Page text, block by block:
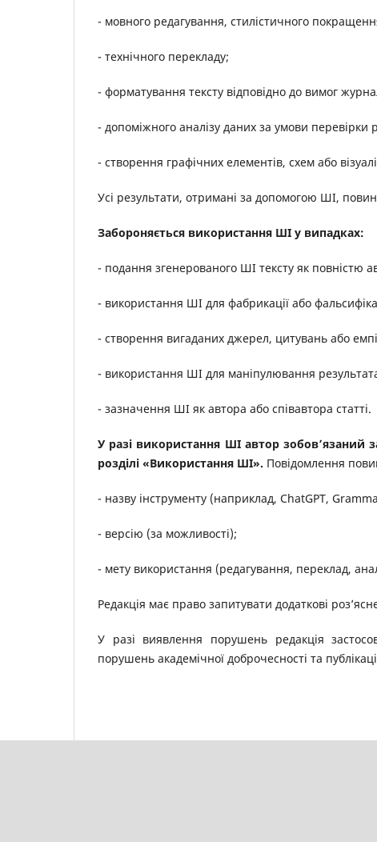
- мовного редагування, стилістичного
- технічного перекладу;
- форматування тексту відповідно до вимог
- допоміжного аналізу даних за умови перевірки
- створення графічних елементів, схем або
Усі результати, отримані за допомогою ШІ,
Забороняється використання ШІ у випадках:
- подання згенерованого ШІ тексту як повністю
- використання ШІ для фабрикації або
- створення вигаданих джерел, цитувань або
- використання ШІ для маніпулювання
- зазначення ШІ як автора або співавтора статті.
У разі використання ШІ автор зобов’язаний
розділі «Використання ШІ». Повідомлення
- назву інструменту (наприклад, ChatGPT,
- версію (за можливості);
- мету використання (редагування, переклад,
Редакція має право запитувати додаткові
У разі виявлення порушень редакція
порушень академічної доброчесності та